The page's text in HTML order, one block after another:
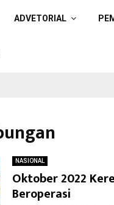
ADVETORIAL
NASIONAL
Oktober 2022
Beroperasi